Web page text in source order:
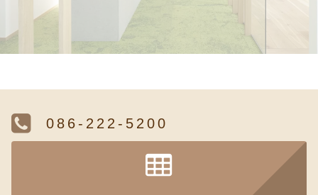
086-222-5200